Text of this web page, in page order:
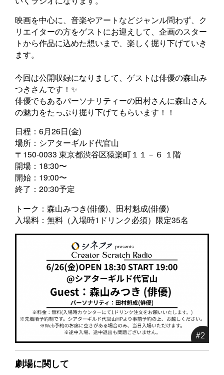
映画を中心に、音楽やアートなどジャンル問わず、ク
リエイターの方をゲストにお迎えして、企画のスター
トから作品に込めた想いまで、楽しく掘り下げていき
ます。
今回は公開収録になりまして、ゲストは俳優の森山み
つきさんです！✨
俳優でもあるパーソナリティーの田村さんに森山さん
の魅力をたっぷり掘り下げてもらいます！！
日程：6月26日(金)
場所：シアターギルド代官山
〒150-0033 東京都渋谷区猿楽町１１－６ １階
開場：18:30〜
開始：19:00〜
終了：20:30予定
トーク：森山みつき(俳優)、田村魁成(俳優)
入場料：無料（入場時1ドリンク必須）限定35名
劇場に関して